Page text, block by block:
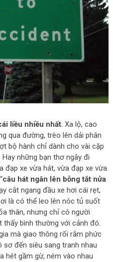
liều nhiều nhất. Xa lộ, cao
qua đường, trèo lên dải phân
bộ hành chỉ dành cho vài cặp
những bạn thơ ngây đi
đạp xe vừa hát, vừa đạp xe vừa
câu hát ngân lên bỗng tắt nửa
cắt ngang đầu xe hơi cái rẹt,
là có thể leo lên nóc tủ suốt
thân, nhưng chỉ có người
bình thường với cảnh đó.
mà giao thông rối rắm phức
đến siêu sang tranh nhau
hét gầm gừ, ném vào nhau